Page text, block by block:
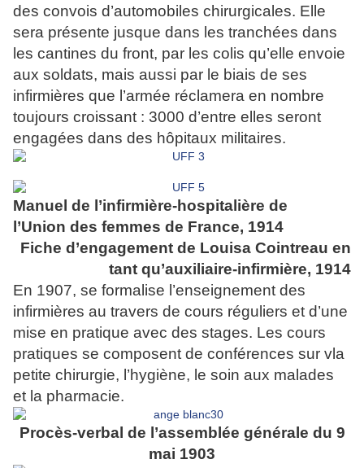
des convois d’automobiles chirurgicales. Elle
sera présente jusque dans les tranchées dans
les cantines du front, par les colis qu’elle envoie
aux soldats, mais aussi par le biais de ses
infirmières que l’armée réclamera en nombre
toujours croissant : 3000 d’entre elles seront
engagées dans des hôpitaux militaires.
Manuel de l’infirmière-hospitalière de
l’Union des femmes de France, 1914
Fiche d’engagement de Louisa Cointreau en
tant qu’auxiliaire-infirmière, 1914
En 1907, se formalise l’enseignement des
infirmières au travers de cours réguliers et d’une
mise en pratique avec des stages. Les cours
pratiques se composent de conférences sur vla
petite chirurgie, l’hygiène, le soin aux malades
et la pharmacie.
Procès-verbal de l’assemblée générale du 9
mai 1903